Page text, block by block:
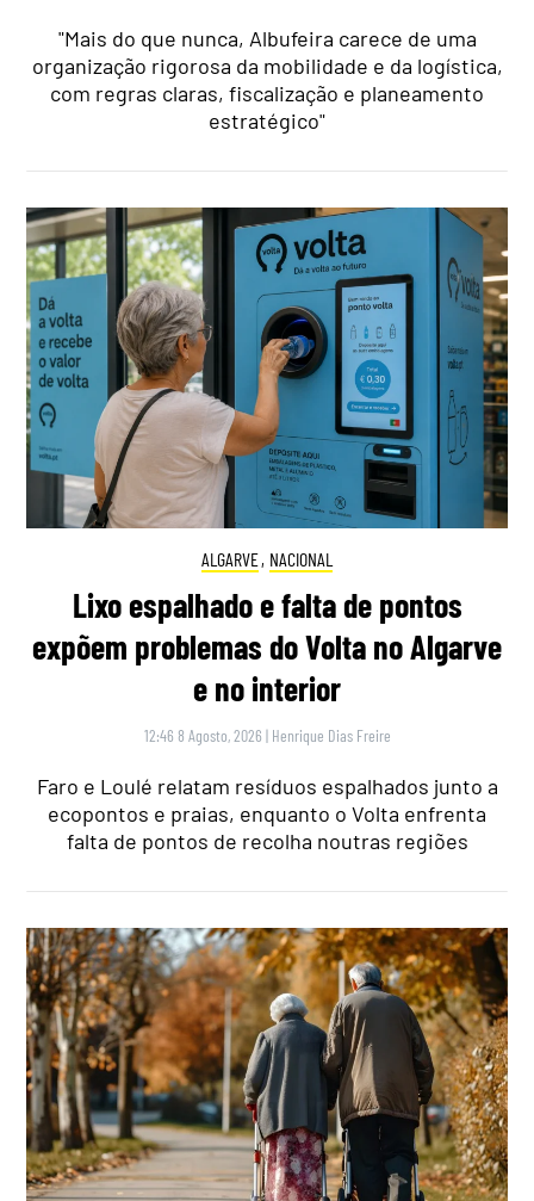
"Mais do que nunca, Albufeira carece de uma
organização rigorosa da mobilidade e da logística,
com regras claras, fiscalização e planeamento
estratégico"
ALGARVE, NACIONAL
Lixo espalhado e falta de pontos
expõem problemas do Volta no Algarve
e no interior
12:46 8 Agosto, 2026 | Henrique Dias Freire
Faro e Loulé relatam resíduos espalhados junto a
ecopontos e praias, enquanto o Volta enfrenta
falta de pontos de recolha noutras regiões